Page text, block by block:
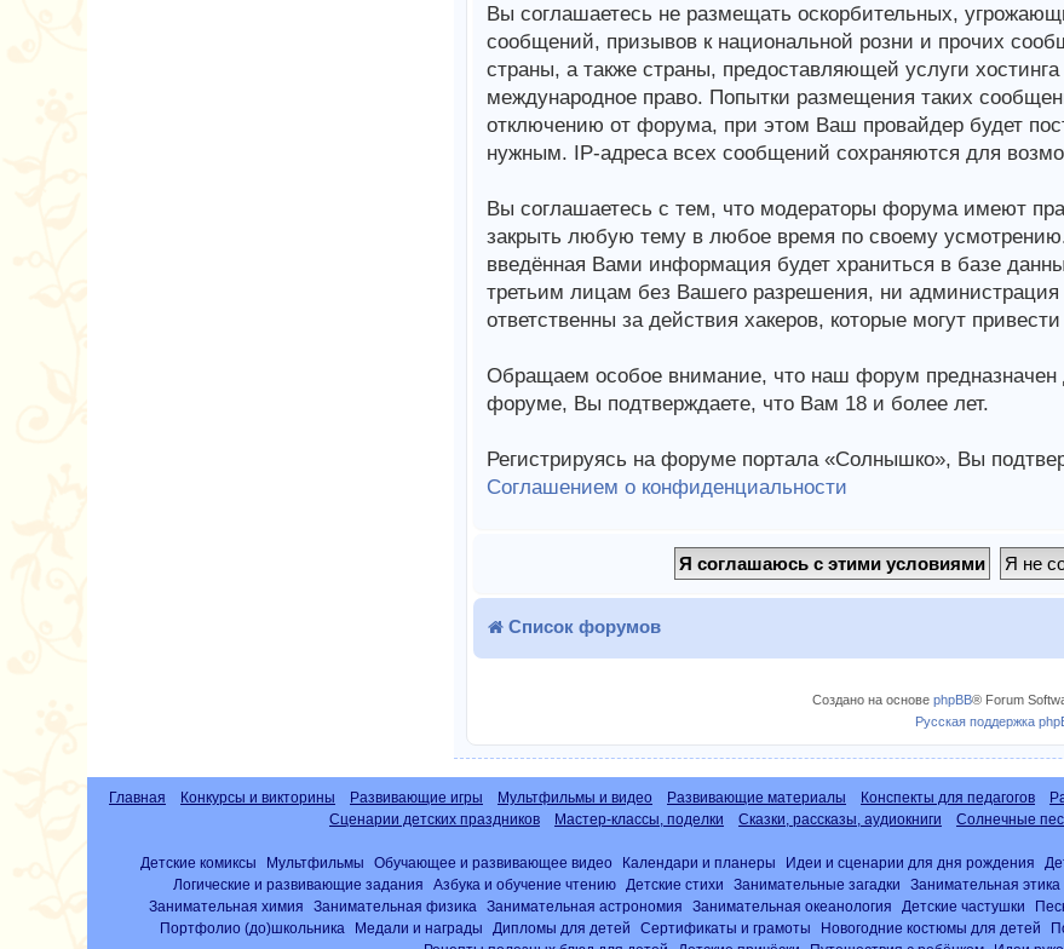
Вы соглашаетесь не размещать оскорбительных,
сообщений, призывов к национальной розни и прочих
страны, а также страны, предоставляющей услуги
международное право. Попытки размещения таких
отключению от форума, при этом Ваш провайдер будет
нужным. IP-адреса всех сообщений сохраняются для
Вы соглашаетесь с тем, что модераторы форума имеют
закрыть любую тему в любое время по своему
введённая Вами информация будет храниться в базе
третьим лицам без Вашего разрешения, ни
ответственны за действия хакеров, которые могут
Обращаем особое внимание, что наш форум предназначен
форуме, Вы подтверждаете, что Вам 18 и более лет.
Регистрируясь на форуме портала «Солнышко», Вы
Соглашением о конфиденциальности
Список форумов
Создано на основеphpBB® Forum
Русская поддержка
Главная Конкурсы и викторины Развивающие игры Мультфильмы и видео Развивающие материалы Конспекты для педагогов
Сценарии детских праздников
Мастер-классы, поделки Сказки, рассказы, аудиокниги Солнечные
Детские комиксы Мультфильмы Обучающее и развивающее видео Календари и планеры Идеи и сценарии для дня рождения
Логические и развивающие задания
Азбука и обучение чтению Детские стихи Занимательные загадки Занимательная этика
Занимательная химия
Занимательная физика Занимательная астрономия Занимательная океанология Детские частушки
Портфолио (до)школьника
Медали и награды Дипломы для детей Сертификаты и грамоты Новогодние костюмы для детей